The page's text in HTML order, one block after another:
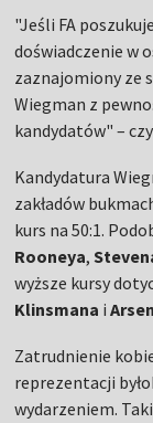
"Jeśli FA
doświadczenie w
zaznajomiony ze
Wiegman z
kandydatów" –
Kandydatura
zakładów
kurs na 50:1.
Rooneya,
wyższe kursy
Klinsmana i
Zatrudnienie
reprezentacji
wydarzeniem.